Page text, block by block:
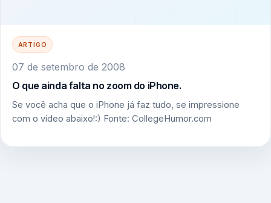
ARTIGO
07 de setembro de 2008
O que ainda falta no zoom do iPhone.
Se você acha que o iPhone já faz tudo, se impressione
com o vídeo abaixo!:) Fonte: CollegeHumor.com